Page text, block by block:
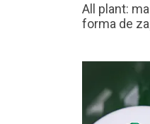
All plant:
forma de